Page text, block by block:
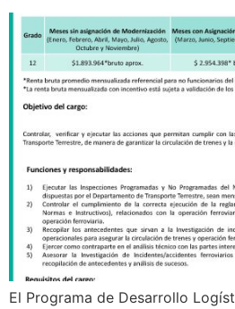
El Programa de Desarrollo